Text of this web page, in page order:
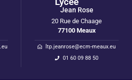
Jean Rose
20 Rue de Chaage
77100 Meaux
ltp.jeanrose@ecm-meaux.eu
01 60 09 88 50